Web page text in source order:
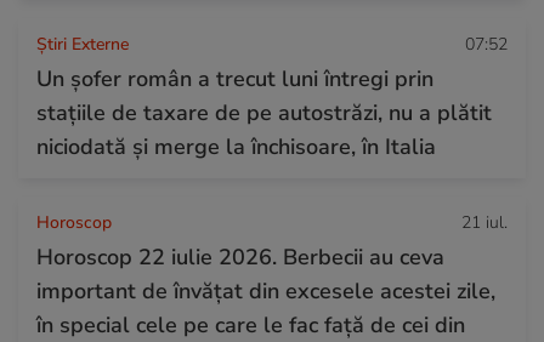
Știri Externe 07:52
Un șofer român a trecut luni întregi prin
stațiile de taxare de pe autostrăzi, nu a plătit
niciodată și merge la închisoare, în Italia
Horoscop 21 iul.
Horoscop 22 iulie 2026. Berbecii au ceva
important de învățat din excesele acestei zile,
în special cele pe care le fac față de cei din